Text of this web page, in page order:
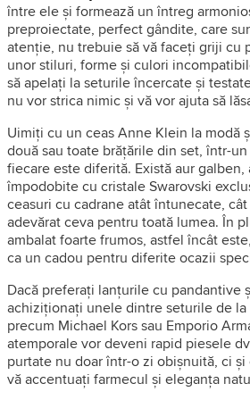
între ele și formează un întreg
preproiectate, perfect gândite, care
atenție, nu trebuie să vă faceți griji cu
unor stiluri, forme și culori
să apelați la seturile încercate și
nu vor strica nimic și vă vor ajuta să
Uimiți cu un ceas Anne Klein la modă
două sau toate brățările din set, într-
fiecare este diferită. Există aur galben,
împodobite cu cristale Swarovski
ceasuri cu cadrane atât întunecate,
adevărat ceva pentru toată lumea. În
ambalat foarte frumos, astfel încât
ca un cadou pentru diferite ocazii
Dacă preferați lanțurile cu pandantive
achiziționați unele dintre seturile de
precum Michael Kors sau Emporio
atemporale vor deveni rapid piesele
purtate nu doar într-o zi obișnuită, ci
vă accentuați farmecul și eleganța